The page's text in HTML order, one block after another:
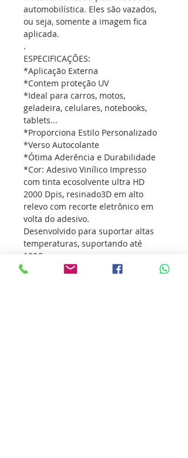
automobilística. Eles são vazados,
ou seja, somente a imagem fica
aplicada.
.
ESPECIFICAÇÕES:
*Aplicação Externa
*Contem proteção UV
*Ideal para carros, motos,
geladeira, celulares, notebooks,
tablets...
*Proporciona Estilo Personalizado
*Verso Autocolante
*Ótima Aderência e Durabilidade
*Cor: Adesivo Vinílico Impresso
com tinta ecosolvente ultra HD
2000 Dpis, resinado3D em alto
relevo com recorte eletrônico em
volta do adesivo.
Desenvolvido para suportar altas
temperaturas, suportando até
180C.
*Embalagem: 4 und - Tamanhos